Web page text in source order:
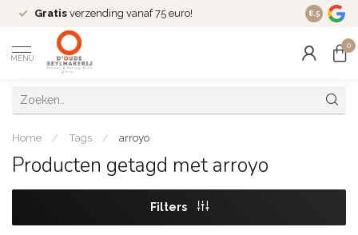
Gratis verzending vanaf 75 euro! Dé
8.5
MENU
0
Home / Tags / arroyo
Producten getagd met arroyo
Filters